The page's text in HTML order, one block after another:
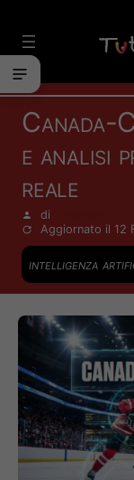
contenuto
Canada-
e analisi
reale
di
Aggiornato il 12
intelligenza